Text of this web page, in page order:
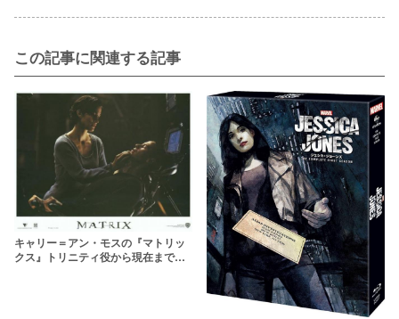
この記事に関連する記事
キャリー＝アン・モスの『マトリッ
クス』トリニティ役から現在までの